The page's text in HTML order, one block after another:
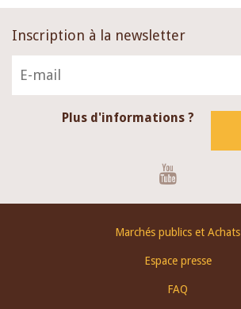
Inscription à la newsletter
Plus d'informations ?
Marchés publics et Achats
Espace presse
FAQ